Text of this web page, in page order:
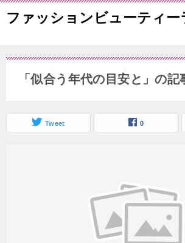
ファッションビューティー
「似合う年代の目安と」の記
Tweet 0